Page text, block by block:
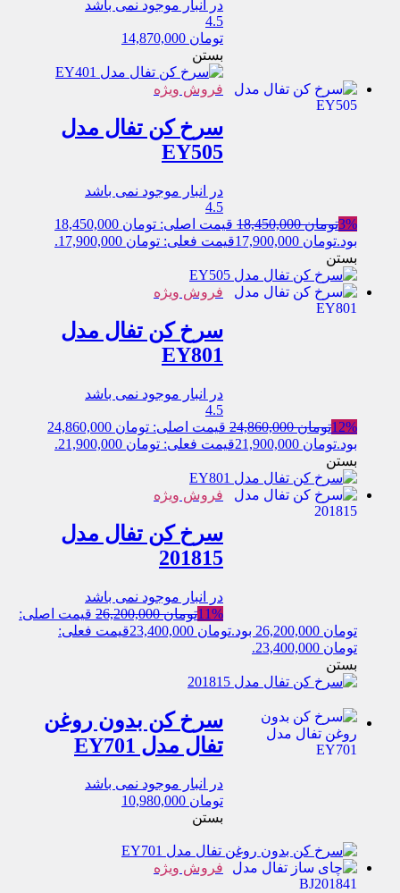
در انبار موجود نمی باشد
4.5
تومان
بستن
فروش ویژه
سرخ کن تفال مدل
EY505
در انبار موجود نمی باشد
4.5
3%تومان18,450,000
قیمت اصلی: تومان 18,450,000
بود.تومان
قیمت فعلی: تومان 17,900,000.
بستن
فروش ویژه
سرخ کن تفال مدل
EY801
در انبار موجود نمی باشد
4.5
12%تومان24,860,000
قیمت اصلی: تومان 24,860,000
بود.تومان
قیمت فعلی: تومان 21,900,000.
بستن
فروش ویژه
سرخ کن تفال مدل
201815
در انبار موجود نمی باشد
11%تومان26,200,000
قیمت اصلی:
تومان 26,200,000 بود.
تومان
قیمت فعلی:
تومان 23,400,000.
بستن
سرخ کن بدون روغن
تفال مدل EY701
در انبار موجود نمی باشد
تومان
بستن
فروش ویژه